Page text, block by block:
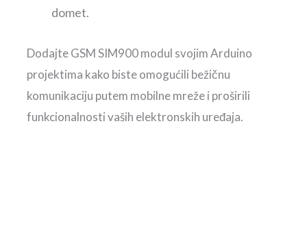
domet.
Dodajte GSM SIM900 modul svojim Arduino
projektima kako biste omogućili bežičnu
komunikaciju putem mobilne mreže i proširili
funkcionalnosti vaših elektronskih uređaja.